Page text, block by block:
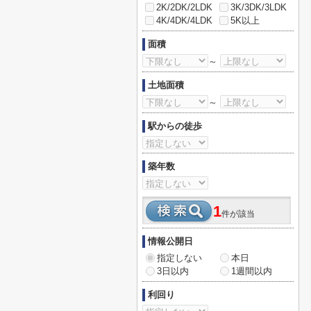
2K/2DK/2LDK
3K/3DK/3LDK
4K/4DK/4LDK
5K以上
面積
～
土地面積
～
駅からの徒歩
築年数
1件が該当
情報公開日
指定しない
本日
3日以内
1週間以内
利回り